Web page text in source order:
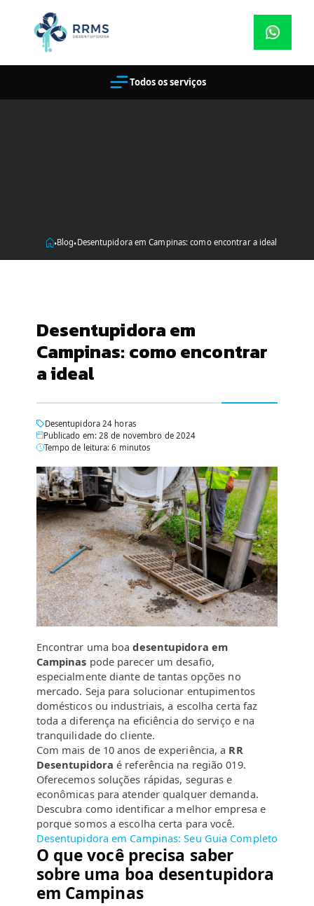
Todos os serviços
•Blog•Desentupidora em Campinas: como encontrar a ideal
Desentupidora em
Campinas: como encontrar
a ideal
Desentupidora 24 horas
Publicado em: 28 de novembro de 2024
Tempo de leitura: 6 minutos
Encontrar uma boadesentupidora em
Campinas pode parecer um desafio,
especialmente diante de tantas opções no
mercado. Seja para solucionar entupimentos
domésticos ou industriais, a escolha certa faz
toda a diferença na eficiência do serviço e na
tranquilidade do cliente.
Com mais de 10 anos de experiência, a RR
Desentupidora é referência na região 019.
Oferecemos soluções rápidas, seguras e
econômicas para atender qualquer demanda.
Descubra como identificar a melhor empresa e
porque somos a escolha certa para você.
Desentupidora em Campinas: Seu Guia Completo
O que você precisa saber
sobre uma boa desentupidora
em Campinas